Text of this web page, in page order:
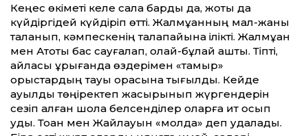
Кеңес өкіметі келе сала барды да, жоқты да
күйдіргідей күйдіріп өтті. Жалмұқанның мал-жаны
таланып, кәмпескенің талапайына ілікті. Жалмұқан
мен Ақтоқты бас сауғалап, олай-бұлай қашты. Тіпті,
айласы құрығанда өздерімен «тамыр»
орыстардың тауық қорасына тығылды. Кейде
ауылды төңіректеп жасырынып жүргендерін
сезіп қалған шолақ белсенділер оларға ит қосып
қуды. Тоқан мен Жайлауын «молда» деп қудалады.